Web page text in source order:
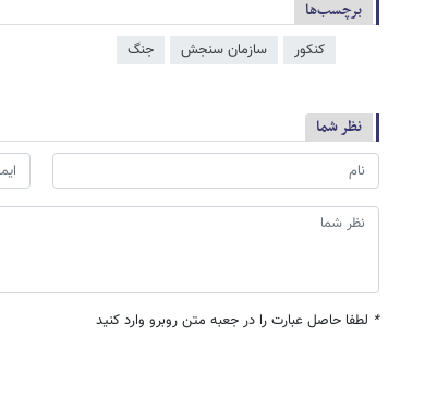
برچسب‌ها
کنکور سازمان سنجش جنگ
نظر شما
* لطفا حاصل عبارت را در جعبه متن روبرو وارد کنید